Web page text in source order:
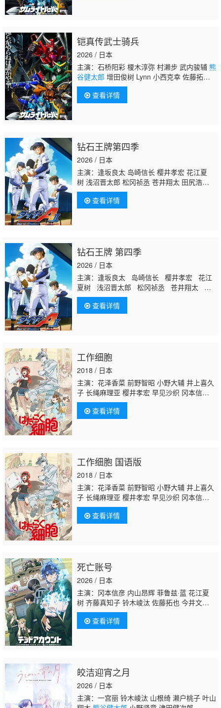
铠真传武士骑兵
2026 / 日本
主演：石桥阳彩 榎木淳弥 村濑步 武内骏辅 熊
谷健太郎 增田俊树 Lynn 小西克幸 佐藤拓
也 鸟海浩辅 寺岛拓笃 杉田智和 天崎滉平 铃
村健一 泽城千春 竹内良太 远藤大智 熊谷俊
辉 木下纱华
查看详情
钻石王牌第四季
2026 / 日本
主演：逢坂良太 岛崎信长 樱井孝宏 花江夏
树 浅沼晋太郎 松冈祯丞 苍井翔太 田尻浩
章 下妻由幸 村田太志 下野纮 武内骏辅 内田
雄马 村濑步 东地宏树 竹内荣治 内山夕实 赤
城进 山下大辉 石田彰 畠中祐 细谷佳正 浪川
本凉辅 神谷浩史 加藤亮夫 木村良平
查看详情
钻石王牌 第四季
2026 / 日本
主演：逢坂良太 岛崎信长 樱井孝宏 花江
夏树 浅沼晋太郎 松冈祯丞 苍井翔太 田
尻浩章 下妻由幸 村田太志 下野纮 武内
骏辅 内田雄马 村濑步 东地宏树 竹内荣
治 内山夕实 赤城进 山下大辉 石田彰
代永翼 西凛太郎 小野贤章 铃木达央 金
本凉辅
查看详情
工作细胞
2018 / 日本
主演：花泽香菜 前野智昭 小野大辅 井上喜久
子 长绳麻理亚 樱井孝宏 早见沙织 冈本信
彦 中村悠一 千叶翔也 行成桃姬 田村睦心 乃
村健次 竹内良太 市道真央 杉田智和 川澄绫
子 佐藤健辅 柳田淳一
可子 小山力也 鸟海浩辅 能登麻美子
查看详情
工作细胞 国语版
2018 / 日本
主演：花泽香菜 前野智昭 小野大辅 井上喜久
子 长绳麻理亚 樱井孝宏 早见沙织 冈本信
彦 中村悠一 千叶翔也 行成桃姬 田村睦心 乃
村健次 竹内良太 市道真央 杉田智和 川澄绫
子 佐藤健辅 柳田淳一
可子 小山力也 鸟海浩辅 能登麻美子
查看详情
死亡账号
2026 / 日本
主演：冈本信彦 内山昂辉 菲鲁兹·蓝 花江夏
树 齐藤真知子 铃木崚汰 佐藤拓也 今井文
也 佐藤元 内田真礼
山润查看详情
皎洁迎宵之月
2026 / 日本
主演：一宫丽 铃木崚汰 山根绮 濑户桃子 叶山